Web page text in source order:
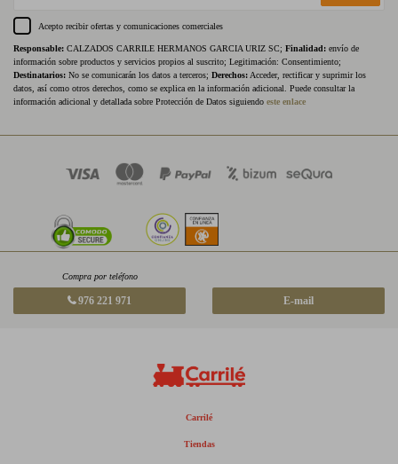
Acepto recibir ofertas y comunicaciones comerciales
Responsable: CALZADOS CARRILE HERMANOS GARCIA URIZ SC; Finalidad: envío de
información sobre productos y servicios propios al suscrito; Legitimación: Consentimiento;
Destinatarios: No se comunicarán los datos a terceros; Derechos: Acceder, rectificar y suprimir los
datos, así como otros derechos, como se explica en la información adicional. Puede consultar la
información adicional y detallada sobre Protección de Datos siguiendo este enlace
Compra por teléfono
976 221 971 E-mail
Carrilé
Tiendas